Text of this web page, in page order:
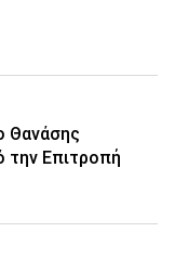
Θανάσης
την Επιτροπή